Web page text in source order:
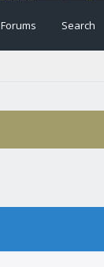
Forums Search